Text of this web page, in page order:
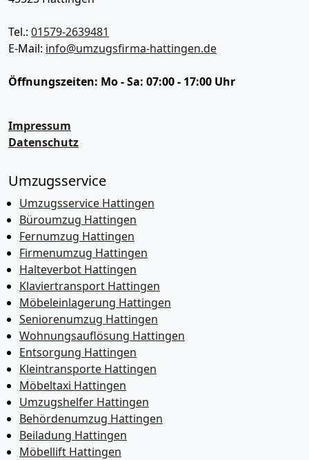
Tel.: 01579-2639481
E-Mail: info@umzugsfirma-hattingen.de
Öffnungszeiten: Mo - Sa: 07:00 - 17:00 Uhr
Impressum
Datenschutz
Umzugsservice
Umzugsservice Hattingen
Büroumzug Hattingen
Fernumzug Hattingen
Firmenumzug Hattingen
Halteverbot Hattingen
Klaviertransport Hattingen
Möbeleinlagerung Hattingen
Seniorenumzug Hattingen
Wohnungsauflösung Hattingen
Entsorgung Hattingen
Kleintransporte Hattingen
Möbeltaxi Hattingen
Umzugshelfer Hattingen
Behördenumzug Hattingen
Beiladung Hattingen
Möbellift Hattingen